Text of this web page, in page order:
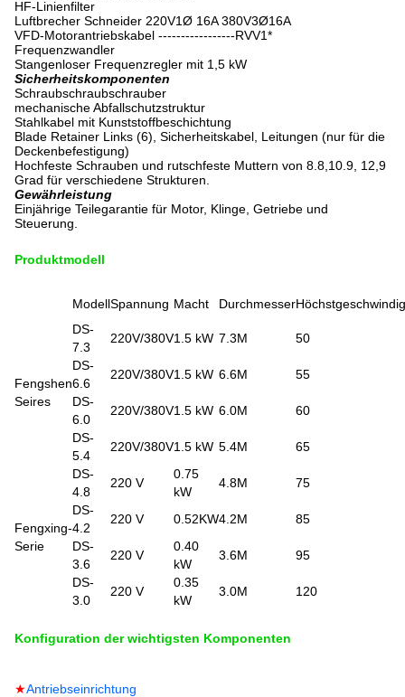
HF-Linienfilter
Luftbrecher Schneider 220V1Ø 16A 380V3Ø16A
VFD-Motorantriebskabel -----------------RVV1*
Frequenzwandler
Stangenloser Frequenzregler mit 1,5 kW
Sicherheitskomponenten
Schraubschraubschrauber
mechanische Abfallschutzstruktur
Stahlkabel mit Kunststoffbeschichtung
Blade Retainer Links (6), Sicherheitskabel, Leitungen (nur für die
Deckenbefestigung)
Hochfeste Schrauben und rutschfeste Muttern von 8.8,10.9, 12,9
Grad für verschiedene Strukturen.
Gewährleistung
Einjährige Teilegarantie für Motor, Klinge, Getriebe und
Steuerung.
Produktmodell
ModellSpannung Macht Durchmesser
Fengshen
Seires
DS-
7.3
220V/380V1.5 kW 7.3M
50
DS-
6.6
220V/380V1.5 kW 6.6M
55
DS-
6.0
220V/380V1.5 kW 6.0M
60
DS-
5.4
220V/380V1.5 kW 5.4M 65
Fengxing-
Serie
DS-
4.8
220 V
0.75
kW
4.8M
75
DS-
4.2
220 V 0.52KW4.2M
85
DS-
3.6
220 V
0.40
kW
3.6M
95
DS-
3.0
220 V
0.35
kW
3.0M 120
Konfiguration der wichtigsten Komponenten
★Antriebseinrichtung